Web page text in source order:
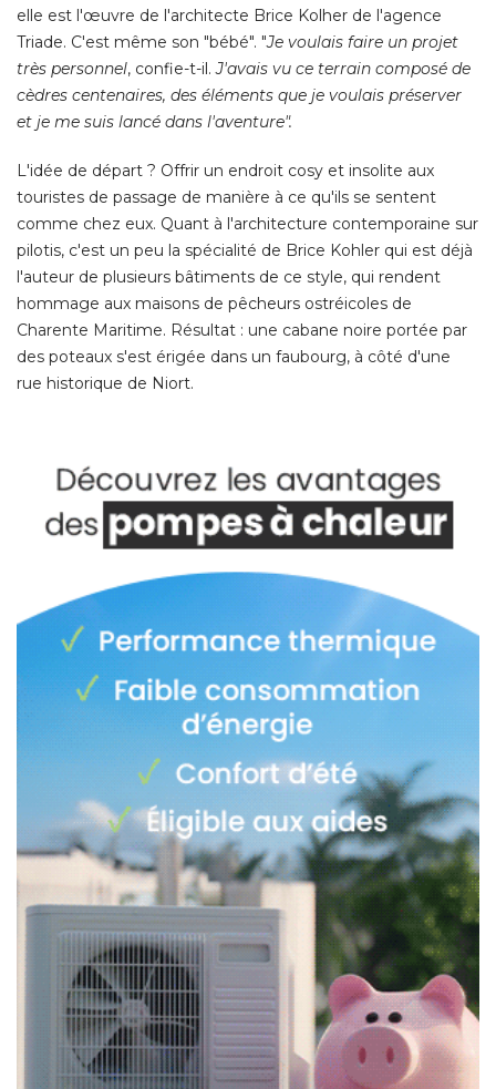
elle est l'œuvre de l'architecte Brice Kolher de l'agence
Triade. C'est même son "bébé". "Je voulais faire un projet
très personnel, confie-t-il. J'avais vu ce terrain composé de
cèdres centenaires, des éléments que je voulais préserver
et je me suis lancé dans l'aventure".
L'idée de départ ? Offrir un endroit cosy et insolite aux
touristes de passage de manière à ce qu'ils se sentent
comme chez eux. Quant à l'architecture contemporaine sur
pilotis, c'est un peu la spécialité de Brice Kohler qui est déjà
l'auteur de plusieurs bâtiments de ce style, qui rendent
hommage aux maisons de pêcheurs ostréicoles de
Charente Maritime. Résultat : une cabane noire portée par
des poteaux s'est érigée dans un faubourg, à côté d'une
rue historique de Niort.